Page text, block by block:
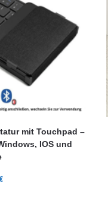
mit Touchpad –
IOS und